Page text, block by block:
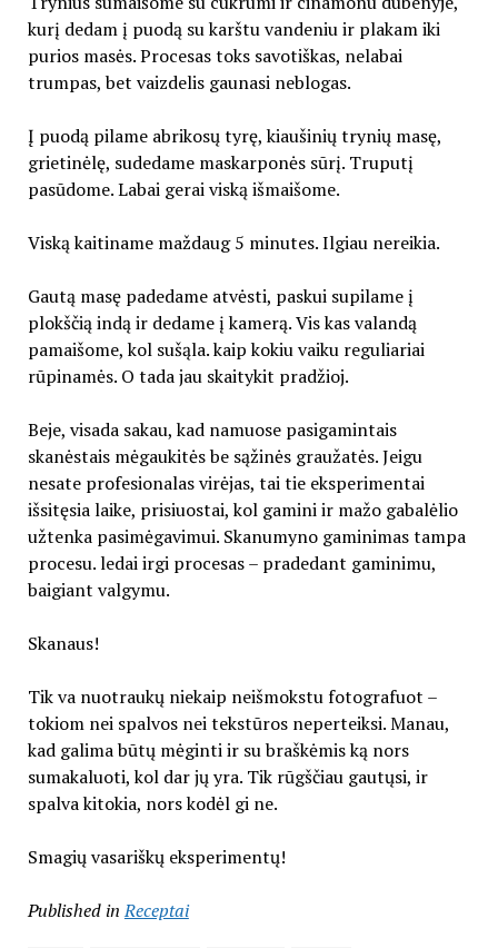
kurį dedam į puodą su karštu vandeniu ir plakam iki
purios masės. Procesas toks savotiškas, nelabai
trumpas, bet vaizdelis gaunasi neblogas.
Į puodą pilame abrikosų tyrę, kiaušinių trynių masę,
grietinėlę, sudedame maskarponės sūrį. Truputį
pasūdome. Labai gerai viską išmaišome.
Viską kaitiname maždaug 5 minutes. Ilgiau nereikia.
Gautą masę padedame atvėsti, paskui supilame į
plokščią indą ir dedame į kamerą. Vis kas valandą
pamaišome, kol sušąla. kaip kokiu vaiku reguliariai
rūpinamės. O tada jau skaitykit pradžioj.
Beje, visada sakau, kad namuose pasigamintais
skanėstais mėgaukitės be sąžinės graužatės. Jeigu
nesate profesionalas virėjas, tai tie eksperimentai
išsitęsia laike, prisiuostai, kol gamini ir mažo gabalėlio
užtenka pasimėgavimui. Skanumyno gaminimas tampa
procesu. ledai irgi procesas – pradedant gaminimu,
baigiant valgymu.
Skanaus!
Tik va nuotraukų niekaip neišmokstu fotografuot –
tokiom nei spalvos nei tekstūros neperteiksi. Manau,
kad galima būtų mėginti ir su braškėmis ką nors
sumakaluoti, kol dar jų yra. Tik rūgščiau gautųsi, ir
spalva kitokia, nors kodėl gi ne.
Smagių vasariškų eksperimentų!
Published in Receptai